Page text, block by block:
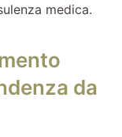
medica.
da